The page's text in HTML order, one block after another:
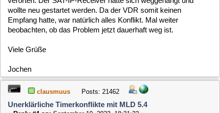
Hi, da hätte ich auch drauf kommen können, da ich sowas
auch schon provoziert hatte, indem zu viele Test Systeme
versucht hatten streams vom SatIp Server zu bekommen
(mehr als devices verfügbar sind)...
outis Posts: 214
«Reply #5 on:
Das Fiese bei der Sache war, dass der Receiver auf seiner
Webseite alles "ok" gemeldet hatte. Da hatte ich schon recht
früh geschaut. Erst als eine testweise installierte MLD 5.5
ums Verrecken kein Bild bekam und auch DVBViewer unter